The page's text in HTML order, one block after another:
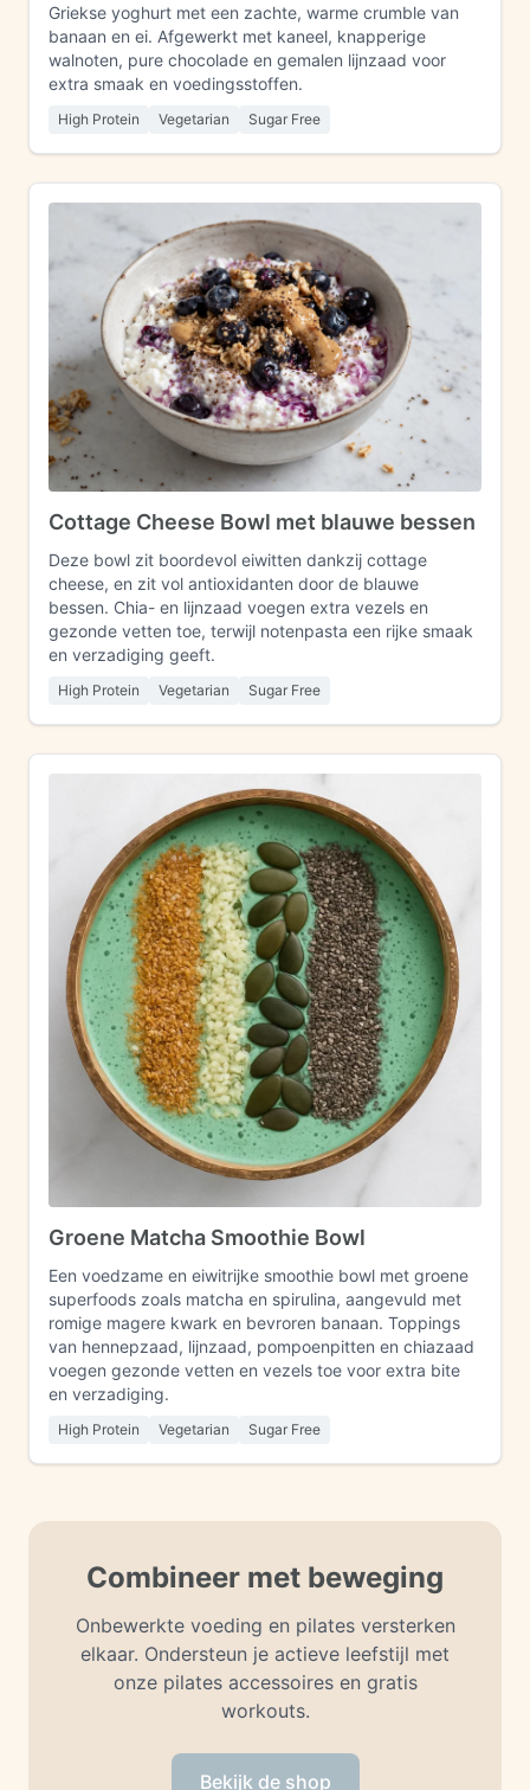
Griekse yoghurt met een zachte, warme crumble van
banaan en ei. Afgewerkt met kaneel, knapperige
walnoten, pure chocolade en gemalen lijnzaad voor
extra smaak en voedingsstoffen.
High Protein Vegetarian Sugar Free
Cottage Cheese Bowl met blauwe bessen
Deze bowl zit boordevol eiwitten dankzij cottage
cheese, en zit vol antioxidanten door de blauwe
bessen. Chia- en lijnzaad voegen extra vezels en
gezonde vetten toe, terwijl notenpasta een rijke smaak
en verzadiging geeft.
High Protein Vegetarian Sugar Free
Groene Matcha Smoothie Bowl
Een voedzame en eiwitrijke smoothie bowl met groene
superfoods zoals matcha en spirulina, aangevuld met
romige magere kwark en bevroren banaan. Toppings
van hennepzaad, lijnzaad, pompoenpitten en chiazaad
voegen gezonde vetten en vezels toe voor extra bite
en verzadiging.
High Protein Vegetarian Sugar Free
Combineer met beweging
Onbewerkte voeding en pilates versterken
elkaar. Ondersteun je actieve leefstijl met
onze pilates accessoires en gratis
workouts.
Bekijk de shop